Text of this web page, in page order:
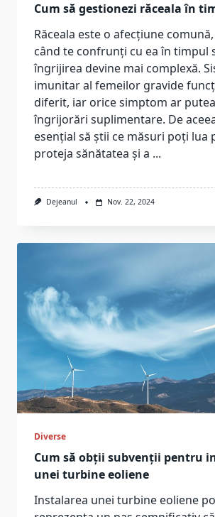
Cum să gestionezi răceala în
Răceala este o afecțiune
când te confrunți cu ea în timpul
îngrijirea devine mai complexă.
imunitar al femeilor gravide
diferit, iar orice simptom ar
îngrijorări suplimentare. De
esențial să știi ce măsuri poți lua
proteja sănătatea și a ...
Dejeanul Nov. 22, 2024
Diverse
Cum să obții subvenții pentru
unei turbine eoliene
Instalarea unei turbine eoliene